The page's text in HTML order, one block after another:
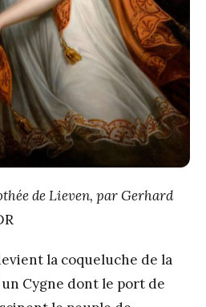
de Lieven, par Gerhard
la coqueluche de la
Cygne dont le port de